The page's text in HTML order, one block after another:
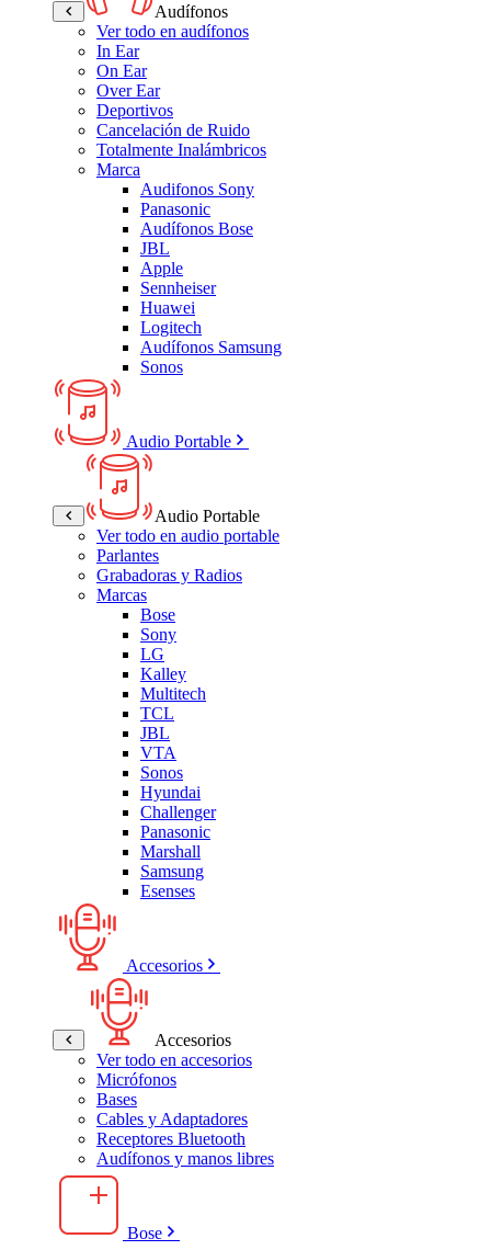
Audífonos
Ver todo en audífonos
In Ear
On Ear
Over Ear
Deportivos
Cancelación de Ruido
Totalmente Inalámbricos
Marca
Audifonos Sony
Panasonic
Audífonos Bose
JBL
Apple
Sennheiser
Huawei
Logitech
Audífonos Samsung
Sonos
Audio Portable
Audio Portable
Ver todo en audio portable
Parlantes
Grabadoras y Radios
Marcas
Bose
Sony
LG
Kalley
Multitech
TCL
JBL
VTA
Sonos
Hyundai
Challenger
Panasonic
Marshall
Samsung
Esenses
Accesorios
Accesorios
Ver todo en accesorios
Micrófonos
Bases
Cables y Adaptadores
Receptores Bluetooth
Audífonos y manos libres
Bose